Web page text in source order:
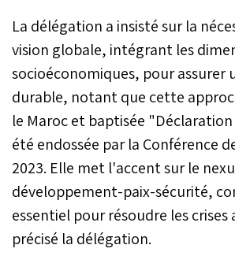
La délégation a insisté sur la
vision globale, intégrant les
socioéconomiques, pour assurer
durable, notant que cette
le Maroc et baptisée
été endossée par la Conférence
2023. Elle met l'accent sur le
développement-paix-sécurité,
essentiel pour résoudre les crises
précisé la délégation.